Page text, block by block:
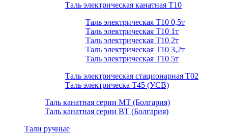
Таль электрическая канатная Т10
Таль электрическая Т10 0,5т
Таль электрическая Т10 1т
Таль электрическая Т10 2т
Таль электрическая Т10 3,2т
Таль электрическая Т10 5т
Таль электрическая стационарная Т02
Таль электрическа T45 (УСВ)
Таль канатная серии МТ (Болгария)
Таль канатная серии ВТ (Болгария)
Тали ручные